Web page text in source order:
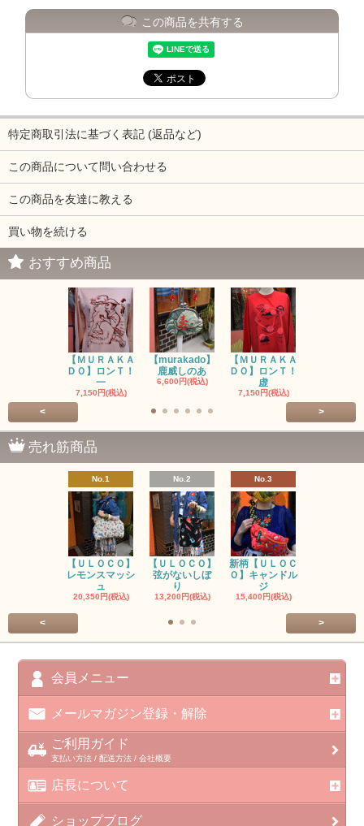
この商品を共有する
特定商取引法に基づく表記 (返品など)
この商品について問い合わせる
この商品を友達に教える
買い物を続ける
おすすめ商品
【ＭＵＲＡＫＡ
ＤＯ】ロンＴ！
一
7,150円(税込)
【murakado】
鹿威しのあ
6,600円(税込)
【ＭＵＲＡＫＡ
ＤＯ】ロンＴ！
虚
7,150円(税込)
< >
売れ筋商品
No.1
【ＵＬＯＣＯ】
レモンスマッシ
ュ
20,350円(税込)
No.2
【ＵＬＯＣＯ】
弦がないしぼ
り
13,200円(税込)
No.3
新柄【ＵＬＯＣ
Ｏ】キャンドル
ジ
15,400円(税込)
< >
会員メニュー
メールマガジン登録・解除
ご利用ガイド
支払い方法 / 配送方法 / 会社概要
店長について
ショップブログ